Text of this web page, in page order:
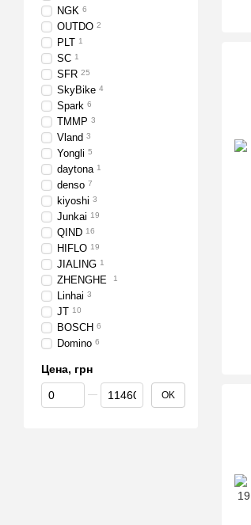
NGK 6
OUTDO 2
PLT 1
SC 1
SFR 25
SkyBike 4
Spark 6
TMMP 3
Vland 3
Yongli 5
daytona 1
denso 7
kiyoshi 3
Junkai 19
QIND 16
HIFLO 19
JIALING 1
ZHENGHE 1
Linhai 3
JT 10
BOSCH 6
Domino 6
Цена, грн
От Цена, грн
До Цена, грн OK